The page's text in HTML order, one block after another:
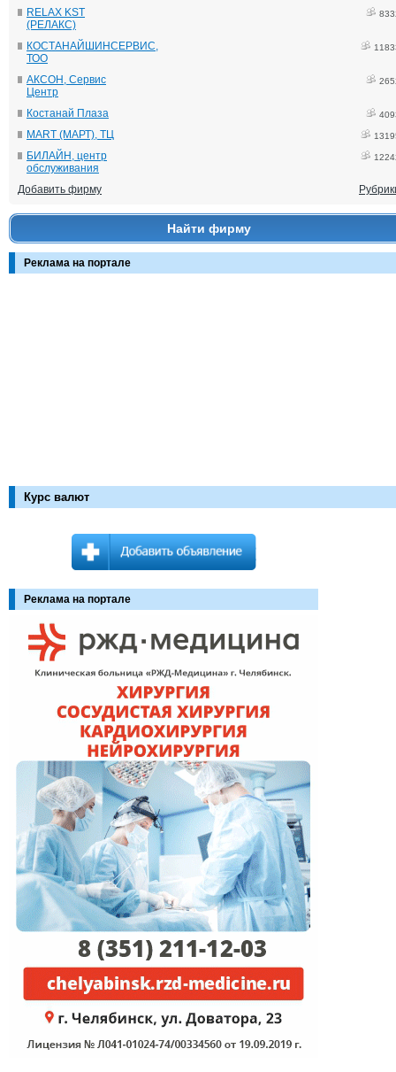
RELAX KST
(РЕЛАКС)
КОСТАНАЙШИНСЕРВИС,
ТОО
АКСОН, Сервис
Центр
Костанай Плаза
MART (МАРТ), ТЦ
БИЛАЙН, центр
обслуживания
Добавить фирму
Найти фирму
Реклама на портале
Курс валют
Реклама на портале